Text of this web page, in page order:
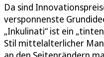
Da sind
versponnenste
„Inkulinati“ ist ein
Stil mittelalterlicher